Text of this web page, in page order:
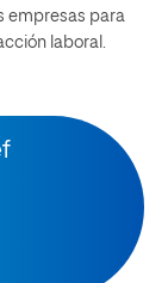
empresas para
laboral.